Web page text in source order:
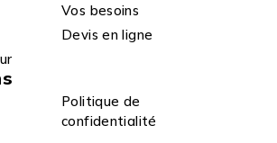
Vos besoins
Devis en ligne
Politique de
confidentialité